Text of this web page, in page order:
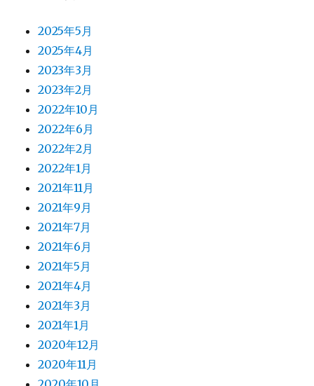
2025年5月
2025年4月
2023年3月
2023年2月
2022年10月
2022年6月
2022年2月
2022年1月
2021年11月
2021年9月
2021年7月
2021年6月
2021年5月
2021年4月
2021年3月
2021年1月
2020年12月
2020年11月